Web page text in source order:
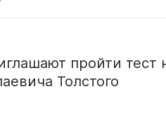
пройти тест
Толстого